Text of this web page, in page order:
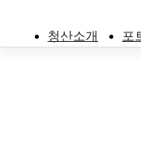
청산소개 포